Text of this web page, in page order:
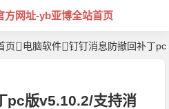
方网址-yb亚博全站首页
页 电脑软件 钉钉消息防撤回补丁
pc版v5.10.2/支持消